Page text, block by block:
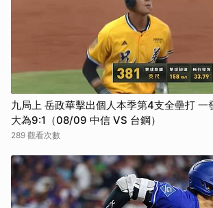
九局上 岳政華擊出個人本季第4支全壘打 一
大為9:1（08/09 中信 VS 台鋼）
289 觀看次數